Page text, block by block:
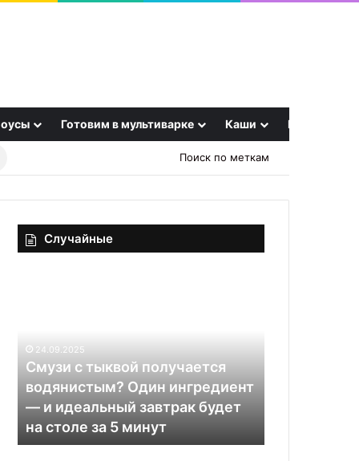
Готовим в мультиварке Каши Еще
Поиск по меткам
Случайные
29.11.2025
Скупка радиодеталей и плат